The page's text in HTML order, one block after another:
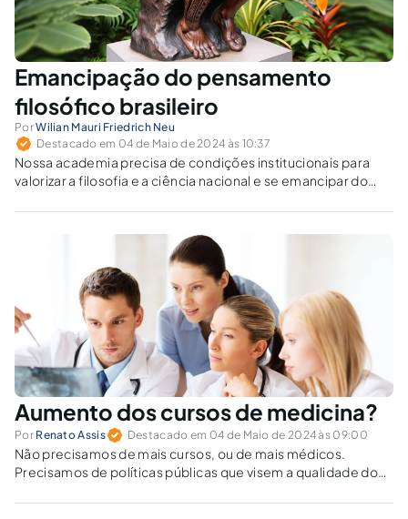
Emancipação do pensamento
filosófico brasileiro
PorWilian Mauri Friedrich Neu
Destacado em 04 de Maio de 2024 às 10:37
Nossa academia precisa de condições institucionais para
valorizar a filosofia e a ciência nacional e se emancipar do
Aumento dos cursos de medicina?
Por Renato Assis Destacado em 04 de Maio de 2024 às 09:00
Não precisamos de mais cursos, ou de mais médicos.
Precisamos de políticas públicas que visem a qualidade do